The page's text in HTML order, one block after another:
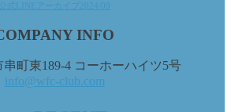
公式LINEアーカイブ2024/09
INFO
町東189-4 コーホーハイツ5号
info@wfc-club.com